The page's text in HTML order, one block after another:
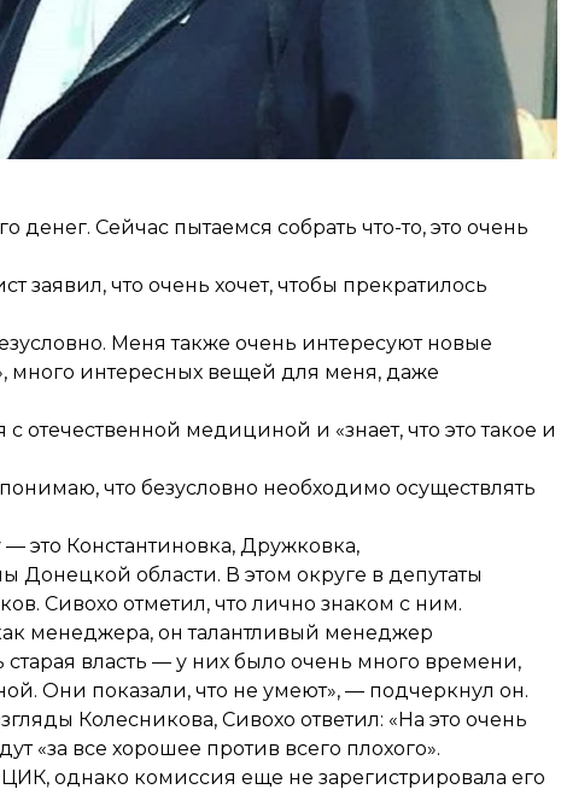
денег. Сейчас пытаемся собрать что-то, это очень
заявил, что очень хочет, чтобы прекратилось
Меня также очень интересуют новые
много интересных вещей для меня, даже
отечественной медициной и «знает, что это такое и
что безусловно необходимо осуществлять
это Константиновка, Дружковка,
области. В этом округе в депутаты
Сивохо отметил, что лично знаком с ним.
менеджера, он талантливый менеджер
старая власть — у них было очень много времени,
Они показали, что не умеют», — подчеркнул он.
Колесникова, Сивохо ответил: «На это очень
«за все хорошее против всего плохого».
однако комиссия еще не зарегистрировала его